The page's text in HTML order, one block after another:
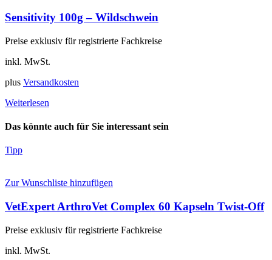
Sensitivity 100g – Wildschwein
Preise exklusiv für registrierte Fachkreise
inkl. MwSt.
plus Versandkosten
Weiterlesen
Das könnte auch für Sie interessant sein
Tipp
Zur Wunschliste hinzufügen
VetExpert ArthroVet Complex 60 Kapseln Twist-Off
Preise exklusiv für registrierte Fachkreise
inkl. MwSt.